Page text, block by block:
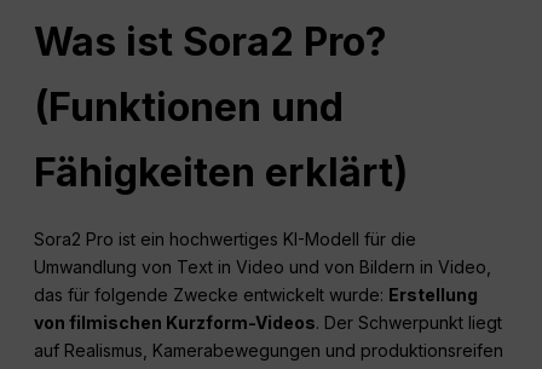
Was ist Sora2 Pro?
(Funktionen und
Fähigkeiten erklärt)
Sora2 Pro ist ein hochwertiges KI-Modell für die
Umwandlung von Text in Video und von Bildern in Video,
das für folgende Zwecke entwickelt wurde: Erstellung
von filmischen Kurzform-Videos. Der Schwerpunkt liegt
auf Realismus, Kamerabewegungen und produktionsreifen